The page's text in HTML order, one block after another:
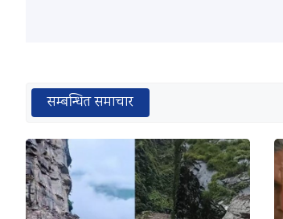
सम्बन्धित समाचार